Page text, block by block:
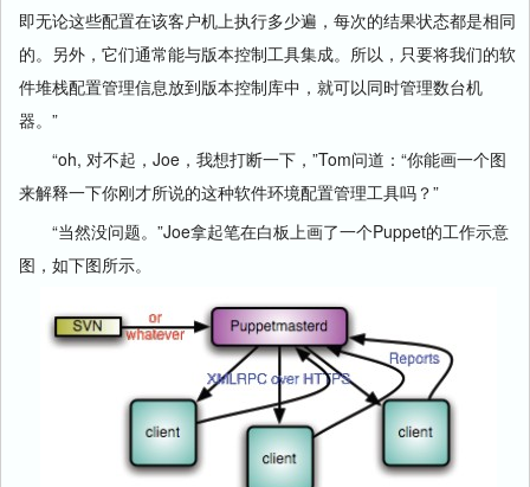
即无论这些配置在该客户机上执行多少遍，每次的结果状态都是相同
的。另外，它们通常能与版本控制工具集成。所以，只要将我们的软
件堆栈配置管理信息放到版本控制库中，就可以同时管理数台机
器。”
“oh, 对不起，Joe，我想打断一下，”Tom问道：“你能画一个图
来解释一下你刚才所说的这种软件环境配置管理工具吗？”
“当然没问题。”Joe拿起笔在白板上画了一个Puppet的工作示意
图，如下图所示。